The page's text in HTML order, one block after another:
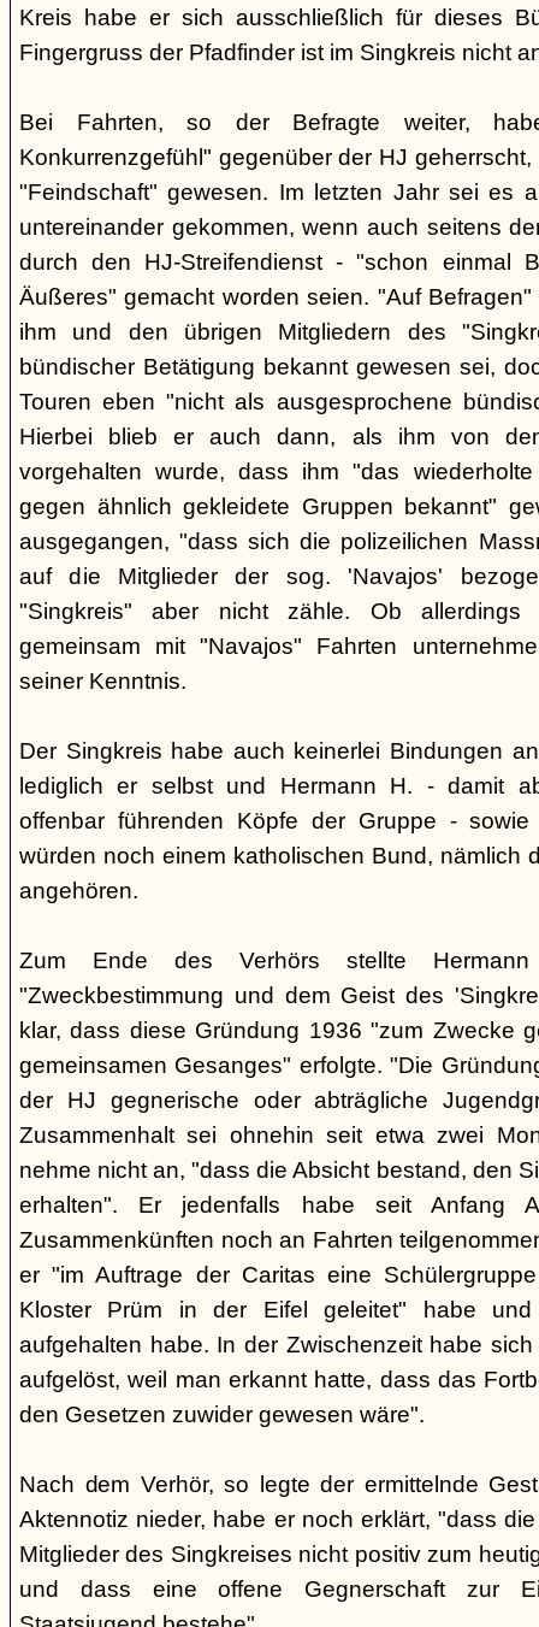
Kreis habe er sich ausschließlich für dieses
Fingergruss der Pfadfinder ist im Singkreis nicht
Bei Fahrten, so der Befragte weiter,
Konkurrenzgefühl" gegenüber der HJ
"Feindschaft" gewesen. Im letzten Jahr sei es
untereinander gekommen, wenn auch seitens
durch den HJ-Streifendienst - "schon einmal
Äußeres" gemacht worden seien. "Auf
ihm und den übrigen Mitgliedern des
bündischer Betätigung bekannt gewesen sei,
Touren eben "nicht als ausgesprochene
Hierbei blieb er auch dann, als ihm von
vorgehalten wurde, dass ihm "das
gegen ähnlich gekleidete Gruppen bekannt"
ausgegangen, "dass sich die polizeilichen
auf die Mitglieder der sog. 'Navajos'
"Singkreis" aber nicht zähle. Ob allerdings
gemeinsam mit "Navajos" Fahrten
seiner Kenntnis.
Der Singkreis habe auch keinerlei Bindungen
lediglich er selbst und Hermann H. - damit
offenbar führenden Köpfe der Gruppe -
würden noch einem katholischen Bund, nämlich
angehören.
Zum Ende des Verhörs stellte
"Zweckbestimmung und dem Geist des
klar, dass diese Gründung 1936 "zum Zwecke
gemeinsamen Gesanges" erfolgte. "Die
der HJ gegnerische oder abträgliche
Zusammenhalt sei ohnehin seit etwa zwei
nehme nicht an, "dass die Absicht bestand, den
erhalten". Er jedenfalls habe seit Anfang
Zusammenkünften noch an Fahrten
er "im Auftrage der Caritas eine
Kloster Prüm in der Eifel geleitet" habe
aufgehalten habe. In der Zwischenzeit habe
aufgelöst, weil man erkannt hatte, dass das
den Gesetzen zuwider gewesen wäre".
Nach dem Verhör, so legte der ermittelnde
Aktennotiz nieder, habe er noch erklärt, "dass
Mitglieder des Singkreises nicht positiv zum
und dass eine offene Gegnerschaft zur